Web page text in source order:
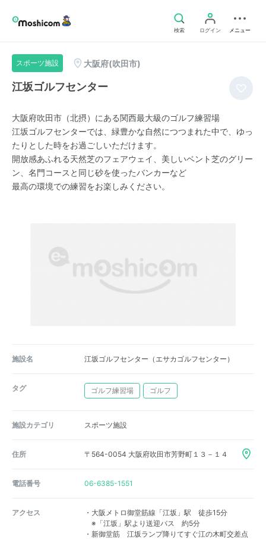
検索 ログイン メニュー
スポーツ施設 大阪府(吹田市)
江坂ゴルフセンター
大阪府吹田市（北摂）にある関西最大級のゴルフ練習場
江坂ゴルフセンターでは、緑豊かな自然につつまれた中で、ゆっ
たりとした時をお過ごしいただけます。
開放感あふれる天然芝のフェアウェイ、美しいベント芝のグリー
ン、名門コースと同じ砂を使ったバンカーなど
最高の環境での練習をお楽しみください。
施設名 江坂ゴルフセンター（エサカゴルフセンター）
タグ ゴルフ練習場 ゴルフ
施設カテゴリ スポーツ施設
住所 〒564-0054 大阪府吹田市芳野町１３－１４
電話番号 06-6385-1551
アクセス
・大阪メトロ御堂筋線「江坂」駅 徒歩15分
※「江坂」駅より送迎バス 約5分
・新御堂筋 江坂ランプ降りてすぐ江の木町交差点